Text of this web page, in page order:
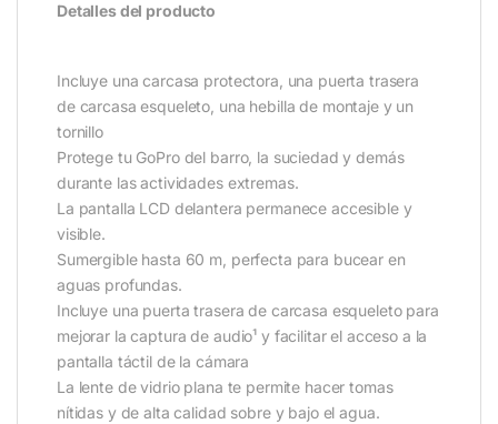
Detalles del producto
Incluye una carcasa protectora, una puerta trasera
de carcasa esqueleto, una hebilla de montaje y un
tornillo
Protege tu GoPro del barro, la suciedad y demás
durante las actividades extremas.
La pantalla LCD delantera permanece accesible y
visible.
Sumergible hasta 60 m, perfecta para bucear en
aguas profundas.
Incluye una puerta trasera de carcasa esqueleto para
mejorar la captura de audio¹ y facilitar el acceso a la
pantalla táctil de la cámara
La lente de vidrio plana te permite hacer tomas
nítidas y de alta calidad sobre y bajo el agua.